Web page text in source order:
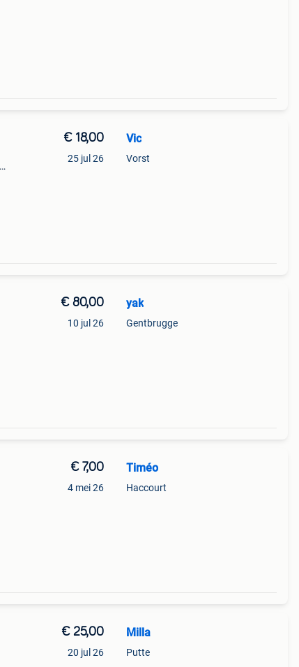
€ 18,00
25 jul 26
Vic
Vorst
€ 80,00
10 jul 26
yak
Gentbrugge
€ 7,00
4 mei 26
Timéo
Haccourt
€ 25,00
20 jul 26
Milla
Putte